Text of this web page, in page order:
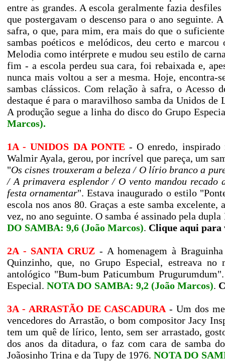
entre as grandes. A escola geralmente fazia
que postergavam o descenso para o ano seguinte.
safra, o que, para mim, era mais do que o
sambas poéticos e melódicos, deu certo e
Melodia como intérprete e mudou seu estilo de
fim - a escola perdeu sua cara, foi rebaixada e,
nunca mais voltou a ser a mesma. Hoje, encontra-
sambas clássicos. Com relação à safra, o Acesso
destaque é para o maravilhoso samba da Unidos
A produção segue a linha do disco do Grupo
Marcos).
1A - UNIDOS DA PONTE- O enredo, inspirado
Walmir Ayala, gerou, por incrível que pareça, um
"Os cisnes trouxeram a beleza / O lírio branco a
/ A primavera esplendor / O vento mandou recado
festa ornamentar". Estava inaugurado o estilo
escola nos anos 80. Graças a este samba
vez, no ano seguinte. O samba é assinado pela
DO SAMBA: 9,6 (João Marcos). Clique aqui para
2A - SANTA CRUZ - A homenagem à
Quinzinho, que, no Grupo Especial, estreava
antológico "Bum-bum Paticumbum
Especial. NOTA DO SAMBA: 9,2 (João Marcos).
3A - ARRASTÃO DE CASCADURA - Um dos
vencedores do Arrastão, o bom compositor Jacy
tem um quê de lírico, lento, sem ser arrastado,
dos anos da ditadura, o faz com cara de samba
Joãosinho Trina e da Tupy de 1976. NOTA DO